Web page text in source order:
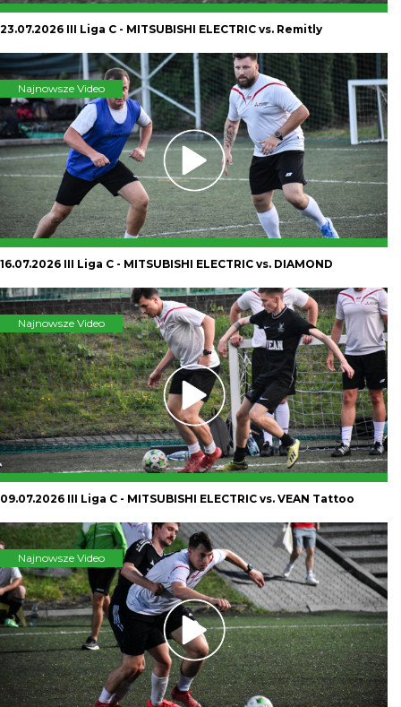
23.07.2026 III Liga C - MITSUBISHI ELECTRIC vs. Remitly
Najnowsze Video
16.07.2026 III Liga C - MITSUBISHI ELECTRIC vs. DIAMOND
Najnowsze Video
09.07.2026 III Liga C - MITSUBISHI ELECTRIC vs. VEAN Tattoo
Najnowsze Video